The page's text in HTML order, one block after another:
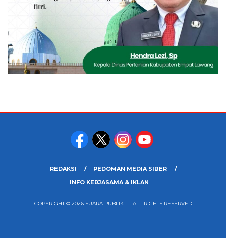
REDAKSI
PEDOMAN MEDIA SIBER
INFO KERJASAMA & IKLAN
COPYRIGHT © 2026 SUARA PUBLIK – - ALL RIGHTS RESERVED